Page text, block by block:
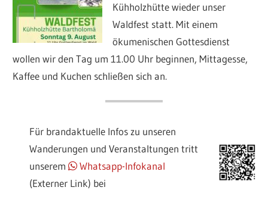
Kühholzhütte wieder unser
Waldfest statt. Mit einem
ökumenischen Gottesdienst
wollen wir den Tag um 11.00 Uhr beginnen, Mittagesse,
Kaffee und Kuchen schließen sich an.
Für brandaktuelle Infos zu unseren
Wanderungen und Veranstaltungen tritt
unserem
Whatsapp-Infokanal
(Externer Link) bei